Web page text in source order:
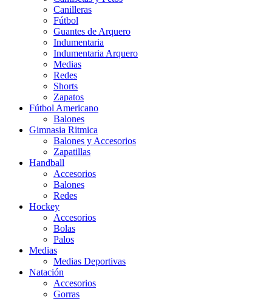
Canilleras
Fútbol
Guantes de Arquero
Indumentaria
Indumentaria Arquero
Medias
Redes
Shorts
Zapatos
Fútbol Americano
Balones
Gimnasia Ritmica
Balones y Accesorios
Zapatillas
Handball
Accesorios
Balones
Redes
Hockey
Accesorios
Bolas
Palos
Medias
Medias Deportivas
Natación
Accesorios
Gorras